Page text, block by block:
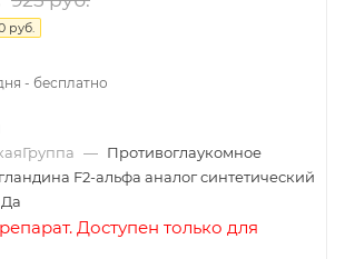
руб.
- бесплатно
— Противоглаукомное
F2-альфа аналог синтетический
Да
Доступен только для